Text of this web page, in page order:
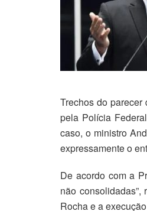
Trechos do
pela Polícia
caso, o ministro
expressamente o
De acordo com a
não
Rocha e a